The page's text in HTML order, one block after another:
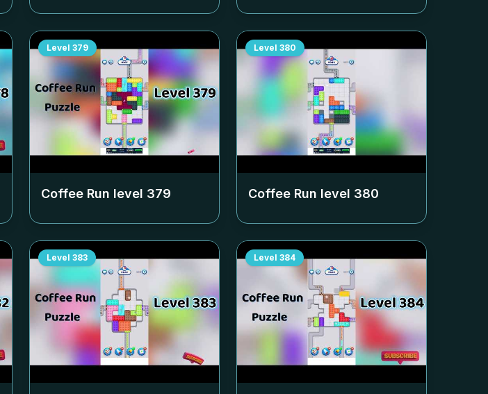
Level 379
Coffee Run level 379
Level 380
Coffee Run level 380
Level 383 Level 384